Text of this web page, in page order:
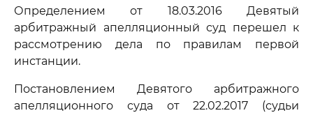
Определением от 18.03.2016 Девятый
арбитражный апелляционный суд перешел к
рассмотрению дела по правилам первой
инстанции.
Постановлением Девятого арбитражного
апелляционного суда от 22.02.2017 (судьи